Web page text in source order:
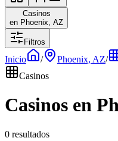
Casinos
en Phoenix, AZ
Filtros
Inicio / Phoenix, AZ/
Casinos
Casinos en
0 resultados